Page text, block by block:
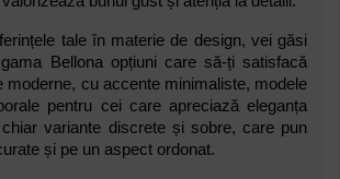
tale în materie de design, vei găsi
Bellona opțiuni care să-ți satisfacă
moderne, cu accente minimaliste, modele
pentru cei care apreciază eleganța
variante discrete și sobre, care pun
și pe un aspect ordonat.